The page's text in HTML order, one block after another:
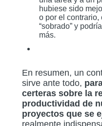
hubiese sido
o por el
“sobrado” y
más.
En resumen, un
sirve ante todo,
certeras sobre la
productividad de
proyectos que se